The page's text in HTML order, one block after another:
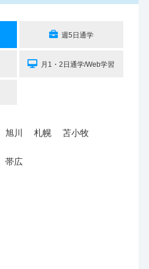
週5日通学
月1・2日通学/Web学習
旭川 札幌 苫小牧
帯広